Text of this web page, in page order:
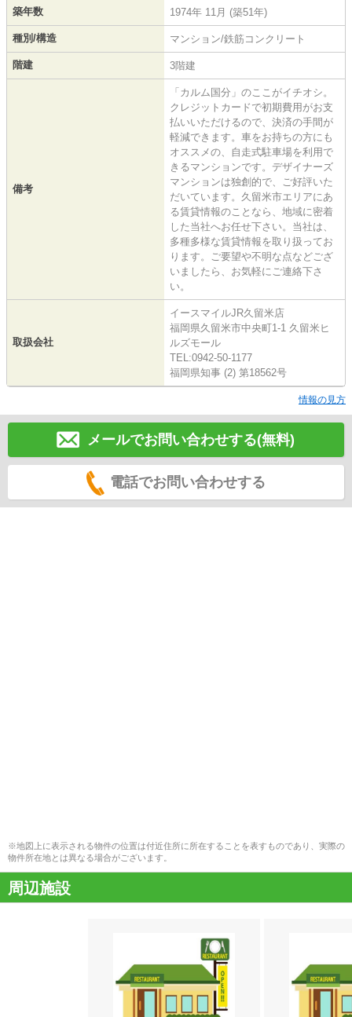
築年数 1974年 11月 (築51年)
種別/構造 マンション/鉄筋コンクリート
階建 3階建
備考
「カルム国分」のここがイチオシ。
クレジットカードで初期費用がお支
払いいただけるので、決済の手間が
軽減できます。車をお持ちの方にも
オススメの、自走式駐車場を利用で
きるマンションです。デザイナーズ
マンションは独創的で、ご好評いた
だいています。久留米市エリアにあ
る賃貸情報のことなら、地域に密着
した当社へお任せ下さい。当社は、
多種多様な賃貸情報を取り扱ってお
ります。ご要望や不明な点などござ
いましたら、お気軽にご連絡下さ
い。
取扱会社
イースマイルJR久留米店
福岡県久留米市中央町1-1 久留米ヒ
ルズモール
TEL:0942-50-1177
福岡県知事 (2) 第18562号
情報の見方
メールでお問い合わせする(無料)
電話でお問い合わせする
※地図上に表示される物件の位置は付近住所に所在することを表すものであり、実際の
物件所在地とは異なる場合がございます。
周辺施設